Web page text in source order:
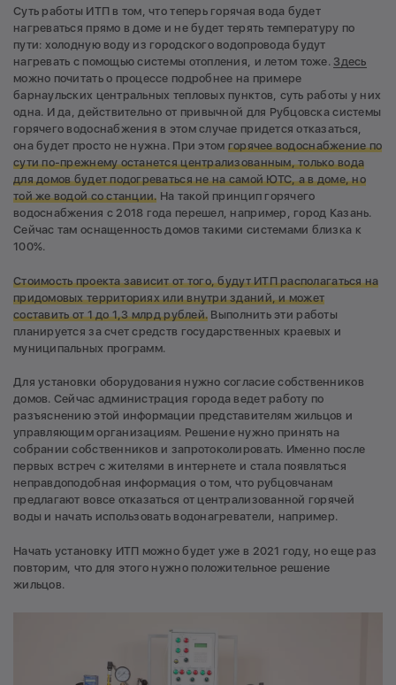
Суть работы ИТП в том, что теперь горячая вода будет
нагреваться прямо в доме и не будет терять температуру по
пути: холодную воду из городского водопровода будут
нагревать с помощью системы отопления, и летом тоже. Здесь
можно почитать о процессе подробнее на примере
барнаульских центральных тепловых пунктов, суть работы у них
одна. И да, действительно от привычной для Рубцовска системы
горячего водоснабжения в этом случае придется отказаться,
она будет просто не нужна. При этом горячее водоснабжение по
сути по-прежнему останется централизованным, только вода
для домов будет подогреваться не на самой ЮТС, а в доме, но
той же водой со станции. На такой принцип горячего
водоснабжения с 2018 года перешел, например, город Казань.
Сейчас там оснащенность домов такими системами близка к
100%.
Стоимость проекта зависит от того, будут ИТП располагаться на
придомовых территориях или внутри зданий, и может
составить от 1 до 1,3 млрд рублей. Выполнить эти работы
планируется за счет средств государственных краевых и
муниципальных программ.
Для установки оборудования нужно согласие собственников
домов. Сейчас администрация города ведет работу по
разъяснению этой информации представителям жильцов и
управляющим организациям. Решение нужно принять на
собрании собственников и запротоколировать. Именно после
первых встреч с жителями в интернете и стала появляться
неправдоподобная информация о том, что рубцовчанам
предлагают вовсе отказаться от централизованной горячей
воды и начать использовать водонагреватели, например.
Начать установку ИТП можно будет уже в 2021 году, но еще раз
повторим, что для этого нужно положительное решение
жильцов.